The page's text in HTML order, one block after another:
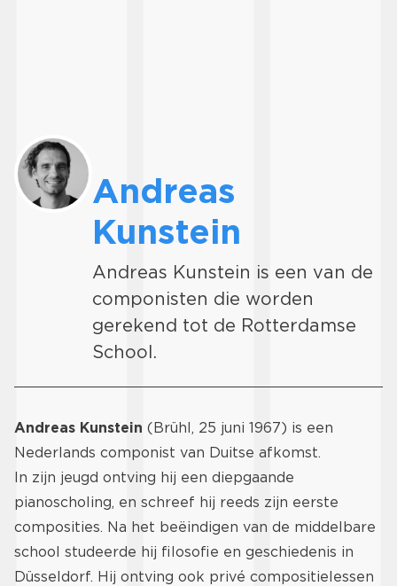
Andreas
Kunstein
Andreas Kunstein is een van de
componisten die worden
gerekend tot de Rotterdamse
School.
Andreas Kunstein (Brühl, 25 juni 1967) is een
Nederlands componist van Duitse afkomst.
In zijn jeugd ontving hij een diepgaande
pianoscholing, en schreef hij reeds zijn eerste
composities. Na het beëindigen van de middelbare
school studeerde hij filosofie en geschiedenis in
Düsseldorf. Hij ontving ook privé compositielessen